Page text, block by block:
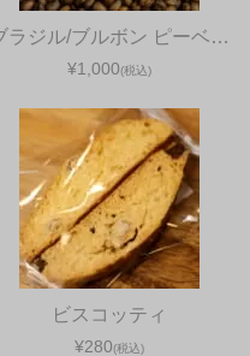
ラジル/ブルボン ピーベ…
¥1,000(税込)
ビスコッティ
¥280(税込)